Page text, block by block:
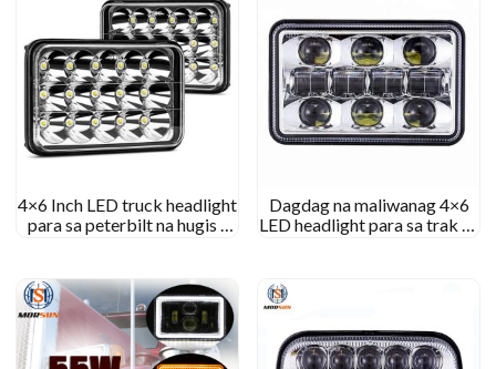
4×6 Inch LED truck headlight
para sa peterbilt na hugis -
Dagdag na maliwanag 4×6
LED headlight para sa trak na